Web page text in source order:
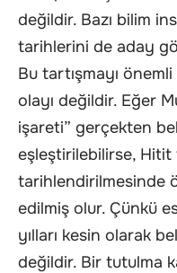
değildir. Bazı bilim
tarihlerini de aday
Bu tartışmayı
olayı değildir. Eğer
işareti” gerçekten
eşleştirilebilirse,
tarihlendirilmesinde
edilmiş olur. Çünkü
yılları kesin olarak
değildir. Bir tutulma